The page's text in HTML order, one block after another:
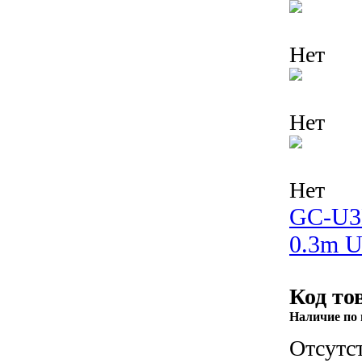
Нет
Нет
Нет
GC-
0.3m
Код
Наличие по